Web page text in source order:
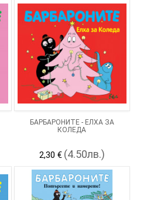
БАРБАРОНИТЕ - ЕЛХА ЗА
КОЛЕДА
2,30 € (4.50лв.)